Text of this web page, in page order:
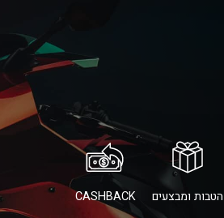
הטבות ומבצעים CASHBACK